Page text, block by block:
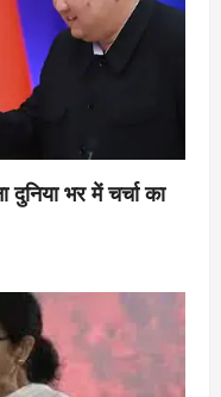
दुनिया भर में चर्चा का